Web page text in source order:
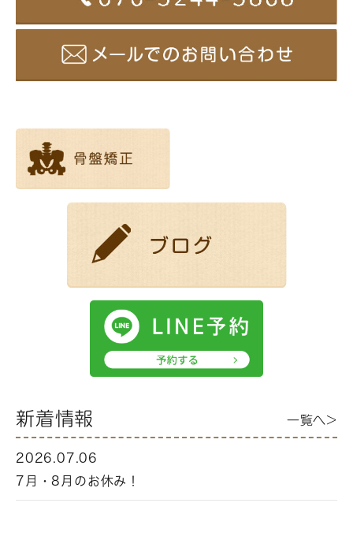
新着情報 一覧へ>
2026.07.06
7月・8月のお休み！